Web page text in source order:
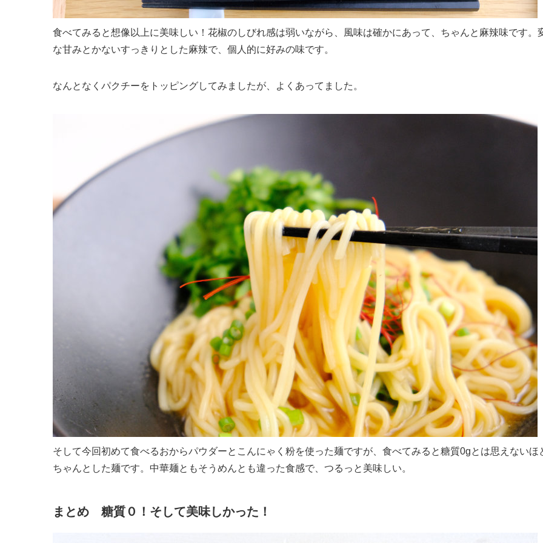
食べてみると想像以上に美味しい！花椒のしびれ感は弱いながら、風味は確かにあって、ちゃんと麻辣味です。
な甘みとかないすっきりとした麻辣で、個人的に好みの味です。
なんとなくパクチーをトッピングしてみましたが、よくあってました。
そして今回初めて食べるおからパウダーとこんにゃく粉を使った麺ですが、食べてみると糖質0gとは思えないほ
ちゃんとした麺です。中華麺ともそうめんとも違った食感で、つるっと美味しい。
まとめ 糖質０！そして美味しかった！